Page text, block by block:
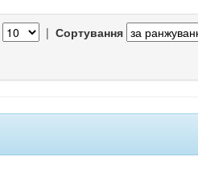
| Сортування